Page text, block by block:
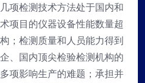
项检测技术方法处于国内和
项目的仪器设备性能数量超
；检测质量和人员能力得到
、国内顶尖检验检测机构的
项影响生产的难题；承担并